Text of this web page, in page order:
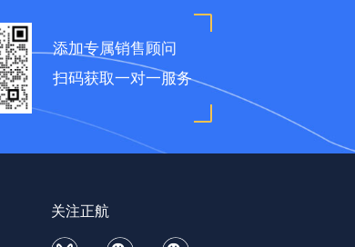
添加专属销售顾问
扫码获取一对一服务
关注正航